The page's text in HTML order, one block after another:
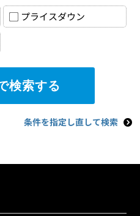
プライスダウン
条件を指定し直して検索